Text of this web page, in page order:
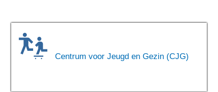
Centrum voor Jeugd en Gezin (CJG)